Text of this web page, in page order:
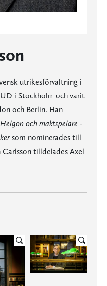
utrikesförvaltning i
i Stockholm och varit
och Berlin. Han
Helgon och maktspelare -
som nominerades till
Carlsson tilldelades Axel